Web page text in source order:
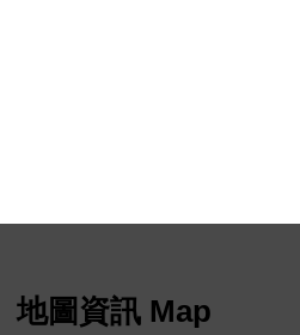
地圖資訊 Map